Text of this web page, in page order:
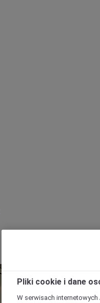
Pliki cookie i dane
W serwisach internetowych